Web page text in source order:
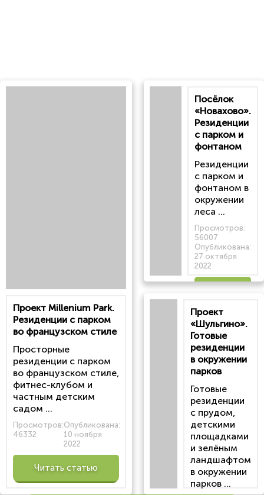
Проект Millenium Park.
Резиденции с парком
во французском стиле
Просторные
резиденции с парком
во французском стиле,
фитнес-клубом и
частным детским
садом ...
Просмотров:
46332
Опубликована:
10 ноября
2022
Читать статью
Посёлок
«Новахово».
Резиденции
с парком и
фонтаном
Резиденции
с парком и
фонтаном в
окружении
леса ...
Просмотров:
56007
Опубликована:
27 октября
2022
статью
Проект
«Шульгино».
Готовые
резиденции
в окружении
парков
Готовые
резиденции
с прудом,
детскими
площадками
и зелёным
ландшафтом
в окружении
парков ...